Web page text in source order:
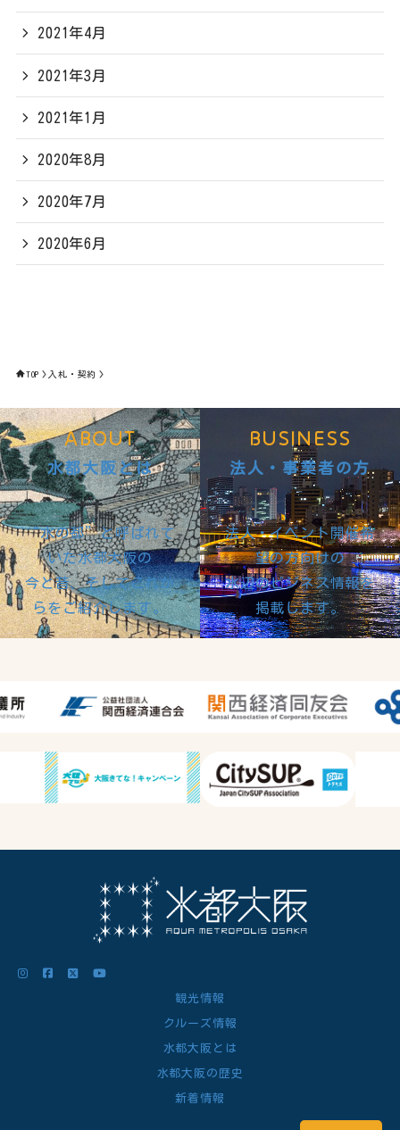
2021年4月
2021年3月
2021年1月
2020年8月
2020年7月
2020年6月
TOP 入札・契約
ABOUT
水都大阪とは
“水の都”と呼ばれて
いた水都大阪の
今と昔、そしてこれか
らをご紹介します。
BUSINESS
法人・事業者の方
法人・イベント開催希
望の方向けの
水辺のビジネス情報を
掲載します。
観光情報
クルーズ情報
水都大阪とは
水都大阪の歴史
新着情報